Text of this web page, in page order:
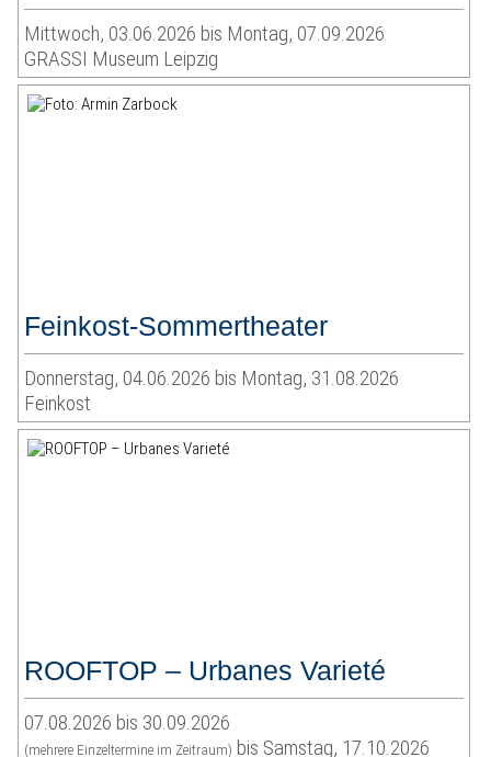
Mittwoch, 03.06.2026 bis Montag, 07.09.2026
GRASSI Museum Leipzig
Feinkost-Sommertheater
Donnerstag, 04.06.2026 bis Montag, 31.08.2026
Feinkost
ROOFTOP – Urbanes Varieté
07.08.2026 bis 30.09.2026
(mehrere Einzeltermine im Zeitraum) bis Samstag, 17.10.2026